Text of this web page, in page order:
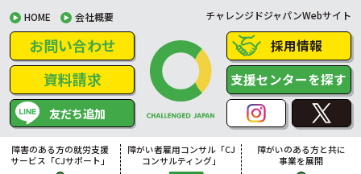
HOME 会社概要 チャレンジドジャパンWebサイト
お問い合わせ
資料請求
友だち追加
採用情報
支援センターを探す
障害のある方の就労支援
サービス「CJサポート」
障がい者雇用コンサル「CJ
コンサルティング」
障がいのある方と共に
事業を展開